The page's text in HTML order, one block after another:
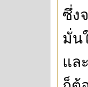
ซึ่ง
มั่น
แล